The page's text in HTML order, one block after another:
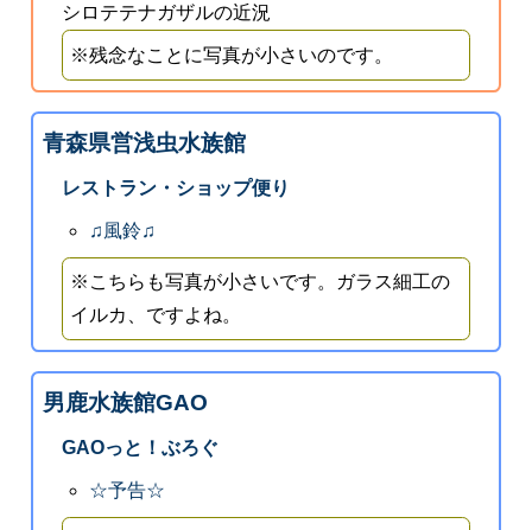
シロテテナガザルの近況
※残念なことに写真が小さいのです。
青森県営浅虫水族館
レストラン・ショップ便り
♫風鈴♫
※こちらも写真が小さいです。ガラス細工の
イルカ、ですよね。
男鹿水族館GAO
GAOっと！ぶろぐ
☆予告☆